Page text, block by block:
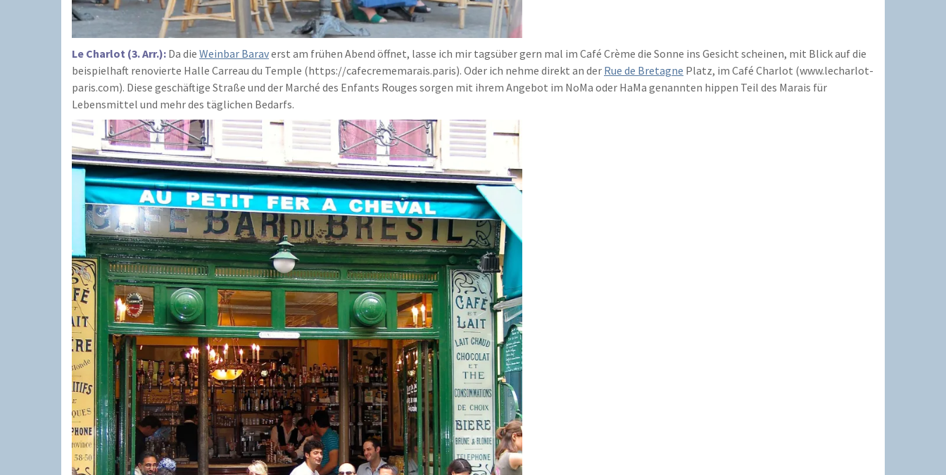
Le Charlot (3. Arr.): Da die Weinbar Baraverst am frühen Abend öffnet, lasse ich mir tagsüber gern mal im Café Crème die Sonne ins Gesicht scheinen, mit Blick auf die
beispielhaft renovierte Halle Carreau du Temple (https://cafecrememarais.paris). Oder ich nehme direkt an der Rue de Bretagne Platz, im Café Charlot (www.lecharlot-
paris.com). Diese geschäftige Straße und der Marché des Enfants Rouges sorgen mit ihrem Angebot im NoMa oder HaMa genannten hippen Teil des Marais für
Lebensmittel und mehr des täglichen Bedarfs.